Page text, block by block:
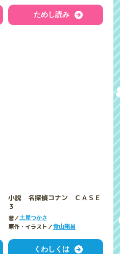
ためし読み
小説 名探偵コナン ＣＡＳＥ
３
著／土屋つかさ
原作・イラスト／青山剛昌
くわしくは